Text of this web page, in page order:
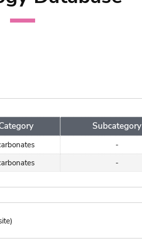
Subcategory
-
-